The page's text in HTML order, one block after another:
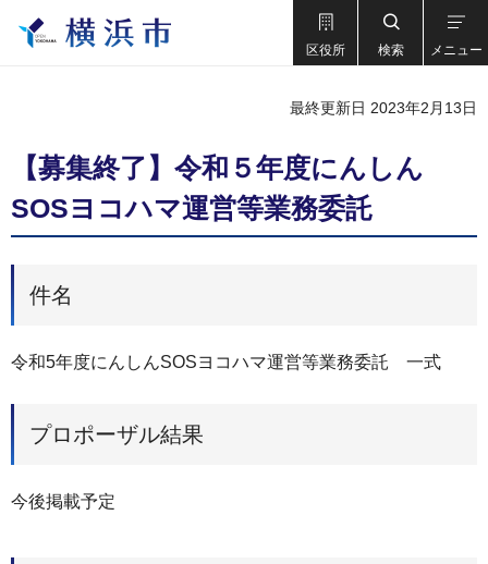
区役所 検索 メニュー
最終更新日 2023年2月13日
【募集終了】令和５年度にんしん
SOSヨコハマ運営等業務委託
件名
令和5年度にんしんSOSヨコハマ運営等業務委託 一式
プロポーザル結果
今後掲載予定